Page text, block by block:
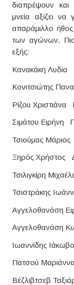
διαπρέψουν και
μνεία αξίζει
απαράμιλλο ήθος
των αγώνων. Πιο
εξής:
Κανακάκη Λυδία
Κονιτσιώτης
Ρίζου Χριστιάνα
Σιμάτου Ειρήνη
Τσιούμας Μάριος
Ξηρός Χρήστος
Τσιλιγκίρη
Τσιστράκης
Αγγελοθανάση
Αγγελοθανάση
Ιωαννίδης
Πατσού
Βέζλιβτσεβ